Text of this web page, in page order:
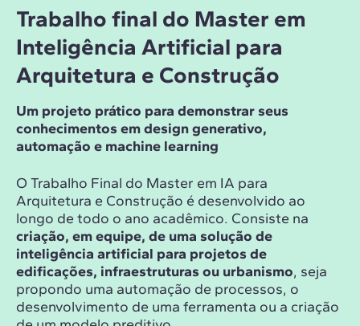
Trabalho final do Master em
Inteligência Artificial para
Arquitetura e Construção
Um projeto prático para demonstrar seus
conhecimentos em design generativo,
automação e machine learning
O Trabalho Final do Master em IA para
Arquitetura e Construção é desenvolvido ao
longo de todo o ano acadêmico. Consiste na
criação, em equipe, de uma solução de
inteligência artificial para projetos de
edificações, infraestruturas ou urbanismo, seja
propondo uma automação de processos, o
desenvolvimento de uma ferramenta ou a criação